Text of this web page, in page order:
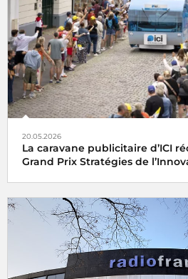
20.05.2026
La caravane publicitaire d’ICI
Grand Prix Stratégies de